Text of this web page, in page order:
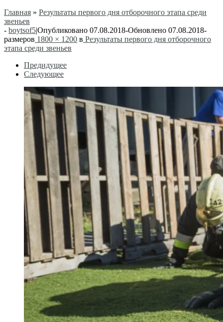
Главная » Результаты первого дня отборочного этапа среди
звеньев
- boytsof5|Опубликовано 07.08.2018-Обновлено 07.08.2018-
размеров 1800 × 1200 в Результаты первого дня отборочного
этапа среди звеньев
Навигация
изображениям
Предидущее
Следующее